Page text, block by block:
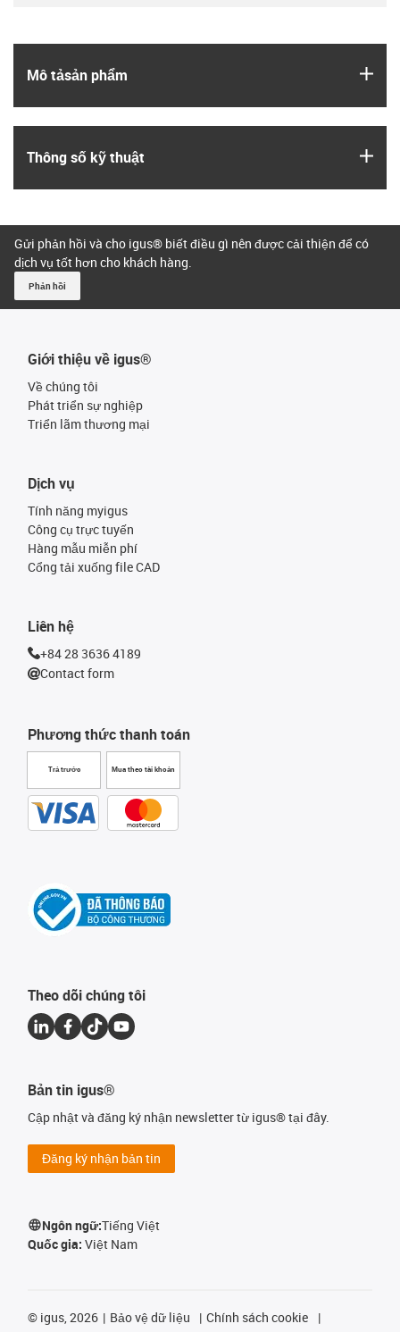
Mô tả­sản phẩm
Thông số kỹ thuật
Gửi phản hồi và cho igus® biết điều gì nên được cải thiện để có
dịch vụ tốt hơn cho khách hàng.
Phản hồi
Giới thiệu về igus®
Về chúng tôi
Phát triển sự nghiệp
Triển lãm thương mại
Phương thức thanh toán
Trả trước Mua theo tài khoản
Dịch vụ
Tính năng myigus
Công cụ trực tuyến
Hàng mẫu miễn phí
Cổng tải xuống file CAD
Liên hệ
+84 28 3636 4189
Contact form
Theo dõi chúng tôi
Bản tin igus®
Cập nhật và đăng ký nhận newsletter từ igus® tại đây.
Đăng ký nhận bản tin
Ngôn ngữ:Tiếng Việt
Quốc gia: Việt Nam
© igus, 2026 Bảo vệ dữ liệu
Chính sách cookie